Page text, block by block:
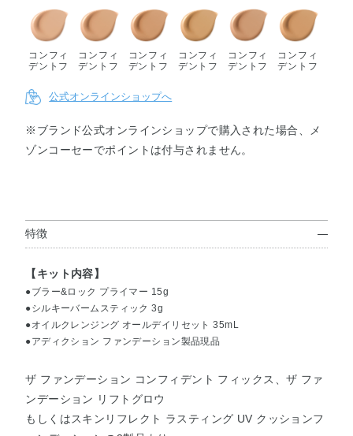
コンフィ
デントフ
006
コンフィ
デントフ
コンフィ
デントフ
コンフィ
デントフ
コンフィ
デントフ
コンフィ
デントフ
コンフィ
コンフィ
リフトグ
リフトグ
リフトグ
リフトグ
リフトグ
リフトグ
リフトグ
リフトグ
リフトグ
リフトグ
ロウ011
リフトグ
ロウ000
クッショ
ンファン
デーショ
クッショ
ンファン
デーショ
クッショ
ンファン
クッショ
ンファン
クッショ
ンファン
公式オンラインショップへ
※ブランド公式オンラインショップで購入された場合、メ
ゾンコーセーでポイントは付与されません。
特徴
【キット内容】
●ブラー&ロック プライマー 15g
●シルキーバームスティック 3g
●オイルクレンジング オールデイリセット 35mL
●アディクション ファンデーション製品現品
ザ ファンデーション コンフィデント フィックス、ザ ファ
ンデーション リフトグロウ
もしくはスキンリフレクト ラスティング UV クッションフ